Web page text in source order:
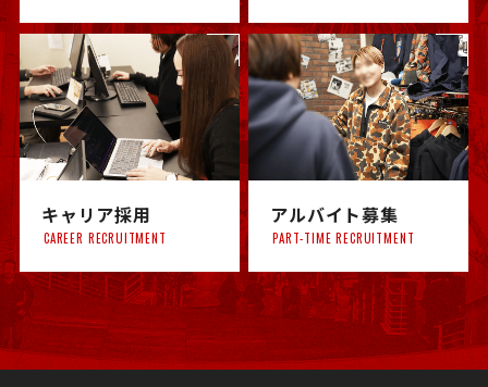
キャリア採用
CAREER RECRUITMENT
アルバイト募集
PART-TIME RECRUITMENT